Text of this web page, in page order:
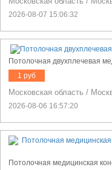
2026-08-07 15:06:32
Потолочная двухплечевая
1 руб
Московская область /
2026-08-06 16:57:20
Потолочная медицинская